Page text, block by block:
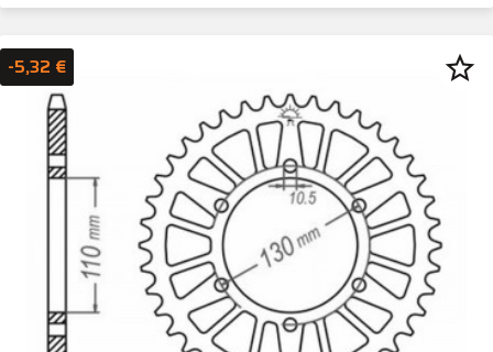
-5,32 € star_border